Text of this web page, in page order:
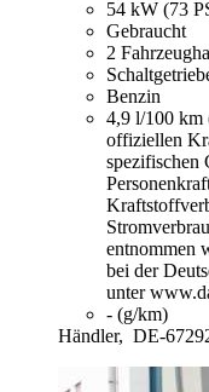
54 kW (73
Gebraucht
2
Benzin
4,9 l/100 km
offiziellen
spezifischen
entnommen
bei der
unter
- (g/km)
Händler, DE-